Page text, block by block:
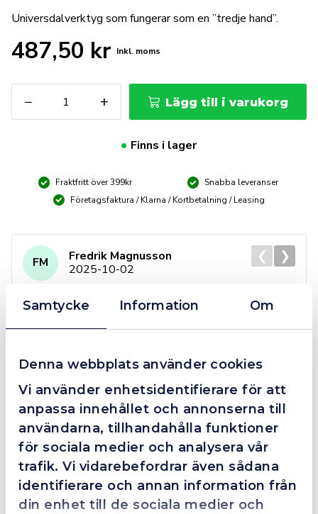
Samtycke Information Om
Denna webbplats använder cookies
Vi använder enhetsidentifierare för att
anpassa innehållet och annonserna till
användarna, tillhandahålla funktioner
för sociala medier och analysera vår
trafik. Vi vidarebefordrar även sådana
identifierare och annan information från
din enhet till de sociala medier och
Universdalverktyg som fungerar som en ”tredje hand”.
487,50 kr Inkl. moms
−
MagHold
Teleskoparm
+ Lägg till i varukorg
Finns i lager
Fraktfritt över 399kr
Snabba leveranser
Företagsfaktura / Klarna / Kortbetalning / Leasing
4.4 10 Reviews
FM
Fredrik Magnusson
2025-10-02
Dom här grabbarna är definitionen av serviceminded.
så agerade dom blixtsnabbt och löste det långt över
förväntan. Hade kontakt med Alexander, som förtjänar
en extra guldstjärna.
❮ ❯